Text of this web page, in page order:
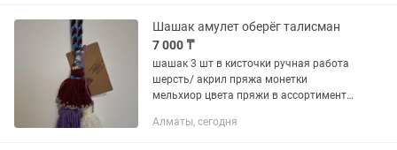
Мальчик ласковый, воспитанный,
очень...
Шашак амулет оберёг талисман
7 000 ₸
шашак 3 шт в кисточки ручная работа
шерсть/ акрил пряжа монетки
мельхиор цвета пряжи в ассортименте
Алматы, сегодня